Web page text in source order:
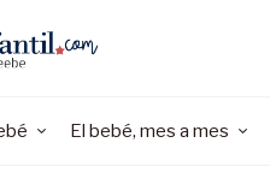
El bebé, mes a mes